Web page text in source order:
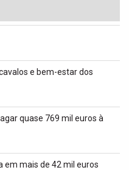
e bem-estar dos
quase 769 mil euros à
em mais de 42 mil euros